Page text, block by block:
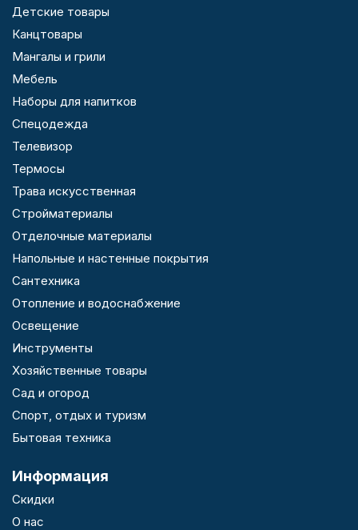
Детские товары
Канцтовары
Мангалы и грили
Мебель
Наборы для напитков
Спецодежда
Телевизор
Термосы
Трава искусственная
Стройматериалы
Отделочные материалы
Напольные и настенные покрытия
Сантехника
Отопление и водоснабжение
Освещение
Инструменты
Хозяйственные товары
Сад и огород
Спорт, отдых и туризм
Бытовая техника
Информация
Скидки
О нас